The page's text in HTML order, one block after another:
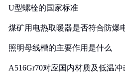
U型螺栓的国家标准
煤矿用电热取暖器是否符合防爆
照明母线槽的主要作用是什么
A516Gr70对应国内材质及低温